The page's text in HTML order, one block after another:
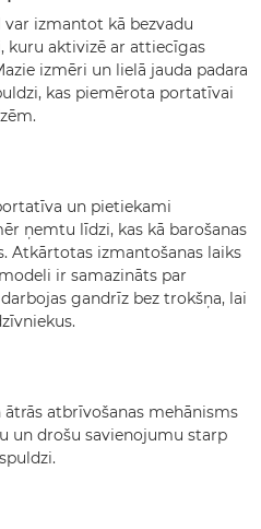
var izmantot kā bezvadu
kuru aktivizē ar attiecīgas
izmēri un lielā jauda padara
kas piemērota portatīvai
un pietiekami
ņemtu līdzi, kas kā barošanas
Atkārtotas izmantošanas laiks
ir samazināts par
gandrīz bez trokšņa, lai
atbrīvošanas mehānisms
un drošu savienojumu starp